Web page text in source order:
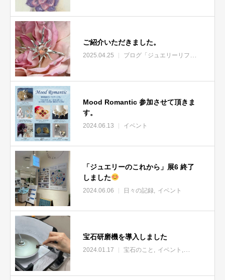
ご紹介いただきました。
2025.04.25 ブログ「ジュエリーリフォームのあれこれ」
Mood Romantic 参加させて頂きま
す。
2024.06.13 イベント
「ジュエリーのこれから」展6 終了
しました
2024.06.06 日々の記録 イベント
宝石研磨機を導入しました
2024.01.17 宝石のこと イベント 博多のジュエ